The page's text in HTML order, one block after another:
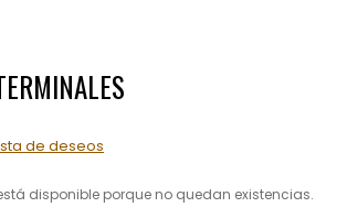
de deseos
disponible porque no quedan existencias.